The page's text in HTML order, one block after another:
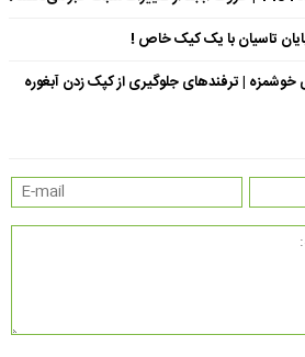
تاسیان با یک کیک خاص !
خوشمزه | ترفندهای جلوگیری از کپک زدن آبغوره